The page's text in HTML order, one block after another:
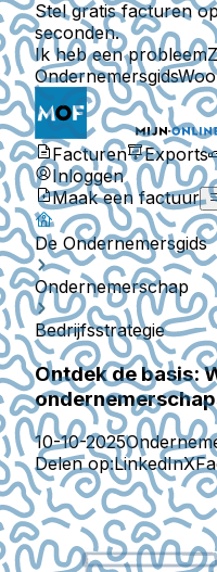
Stel gratis facturen
seconden.
Ik heb een probleem
Ondernemersgids
Facturen Exports
Inloggen
Maak een factuur
De Ondernemersgids
Ondernemerschap
Bedrijfsstrategie
Ontdek de basis:
10-10-2025
Delen op:LinkedInX